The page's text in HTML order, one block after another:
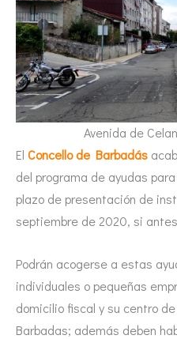
Avenida de
El Concello de Barbadás
del programa de ayudas
plazo de presentación de
septiembre de 2020, si
Podrán acogerse a estas
individuales o pequeñas
domicilio fiscal y su centro
Barbadas; además deben